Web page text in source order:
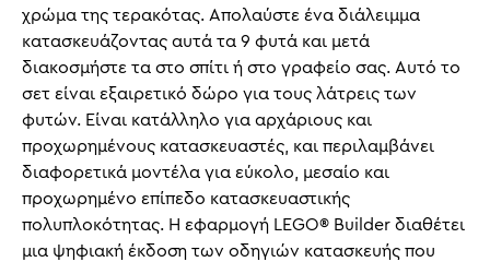
χρώμα της τερακότας. Απολαύστε ένα διάλειμμα
κατασκευάζοντας αυτά τα 9 φυτά και μετά
διακοσμήστε τα στο σπίτι ή στο γραφείο σας. Αυτό το
σετ είναι εξαιρετικό δώρο για τους λάτρεις των
φυτών. Είναι κατάλληλο για αρχάριους και
προχωρημένους κατασκευαστές, και περιλαμβάνει
διαφορετικά μοντέλα για εύκολο, μεσαίο και
προχωρημένο επίπεδο κατασκευαστικής
πολυπλοκότητας. Η εφαρμογή LEGO® Builder διαθέτει
μια ψηφιακή έκδοση των οδηγιών κατασκευής που